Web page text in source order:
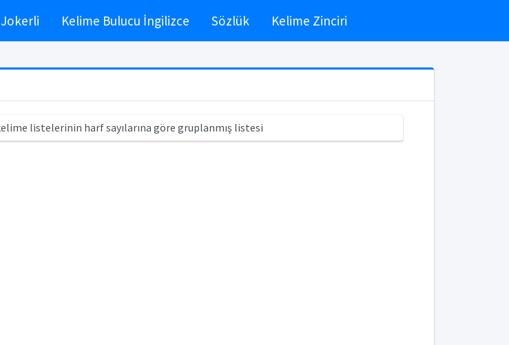
Jokerli Kelime Bulucu İngilizce Sözlük Kelime Zinciri
listelerinin harf sayılarına göre gruplanmış listesi